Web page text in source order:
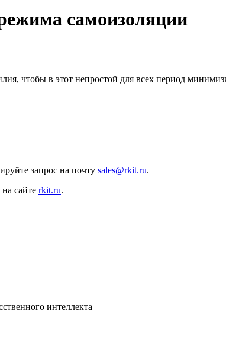
самоизоляции
чтобы в этот непростой для всех период
запрос на почту sales@rkit.ru.
сайте rkit.ru.
интеллекта